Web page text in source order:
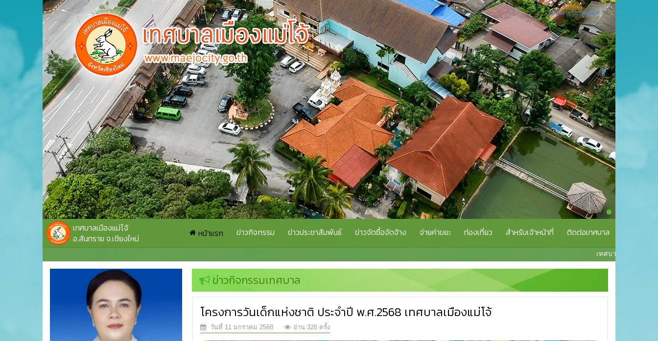
เทศบาลเมืองแม่โจ้
อ.สันทราย จ.เชียงใหม่
หน้าแรก ข่าวกิจกรรม ข่าวประชาสัมพันธ์ ข่าวจัดซื้อจัดจ้าง จ่ายค่าขยะ ท่องเที่ยว สำหรับเจ้าหน้าที่ ติดต่อเทศบาล
Select Language▼
ข่าวกิจกรรมเทศบาล
โครงการวันเด็กแห่งชาติ ประจำปี พ.ศ.2568 เทศบาลเมืองแม่โจ้
วันที่ 11 มกราคม 2568 อ่าน 328 ครั้ง